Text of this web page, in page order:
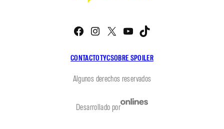
CONTACTOTYCSOBRE SPOILER
Facebook
Instagram
X YouTube
Algunos derechos reservados
Desarrollado por